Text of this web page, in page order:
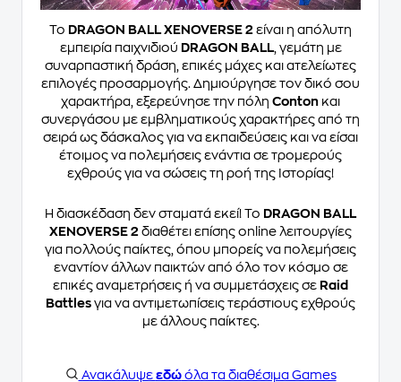
Το DRAGON BALL XENOVERSE 2 είναι η απόλυτη
εμπειρία παιχνιδιού DRAGON BALL
, γεμάτη με
συναρπαστική δράση, επικές μάχες και ατελείωτες
επιλογές προσαρμογής. Δημιούργησε τον δικό σου
χαρακτήρα, εξερεύνησε την πόλη Conton και
συνεργάσου με εμβληματικούς χαρακτήρες από τη
σειρά ως δάσκαλος για να εκπαιδεύσεις και να είσαι
έτοιμος να πολεμήσεις ενάντια σε τρομερούς
εχθρούς για να σώσεις τη ροή της Ιστορίας!
Η διασκέδαση δεν σταματά εκεί! Το DRAGON BALL
XENOVERSE 2 διαθέτει επίσης online λειτουργίες
για πολλούς παίκτες, όπου μπορείς να πολεμήσεις
εναντίον άλλων παικτών από όλο τον κόσμο σε
επικές αναμετρήσεις ή να συμμετάσχεις σε Raid
Battles για να αντιμετωπίσεις τεράστιους εχθρούς
με άλλους παίκτες.
Ανακάλυψε εδώόλα τα διαθέσιμα Games